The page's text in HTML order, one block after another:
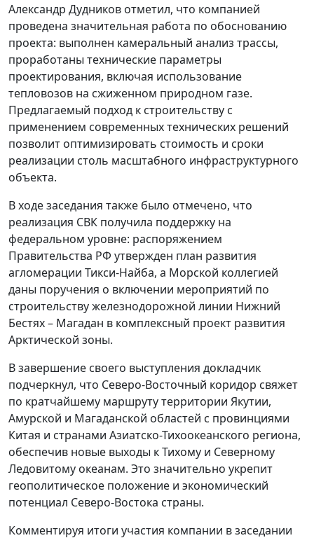
Александр Дудников отметил, что компанией
проведена значительная работа по обоснованию
проекта: выполнен камеральный анализ трассы,
проработаны технические параметры
проектирования, включая использование
тепловозов на сжиженном природном газе.
Предлагаемый подход к строительству с
применением современных технических решений
позволит оптимизировать стоимость и сроки
реализации столь масштабного инфраструктурного
объекта.
В ходе заседания также было отмечено, что
реализация СВК получила поддержку на
федеральном уровне: распоряжением
Правительства РФ утвержден план развития
агломерации Тикси-Найба, а Морской коллегией
даны поручения о включении мероприятий по
строительству железнодорожной линии Нижний
Бестях – Магадан в комплексный проект развития
Арктической зоны.
В завершение своего выступления докладчик
подчеркнул, что Северо-Восточный коридор свяжет
по кратчайшему маршруту территории Якутии,
Амурской и Магаданской областей с провинциями
Китая и странами Азиатско-Тихоокеанского региона,
обеспечив новые выходы к Тихому и Северному
Ледовитому океанам. Это значительно укрепит
геополитическое положение и экономический
потенциал Северо-Востока страны.
Комментируя итоги участия компании в заседании